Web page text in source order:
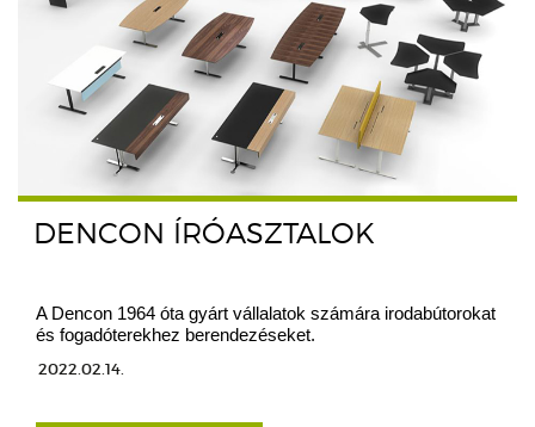
DENCON ÍRÓASZTALOK
A Dencon 1964 óta gyárt vállalatok számára irodabútorokat
és fogadóterekhez berendezéseket.
2022.02.14.